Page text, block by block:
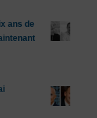
ans de